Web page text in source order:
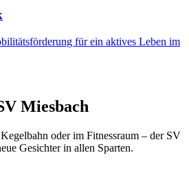
für ein aktives Leben im
Miesbach
oder im Fitnessraum – der SV
Gesichter in allen Sparten.